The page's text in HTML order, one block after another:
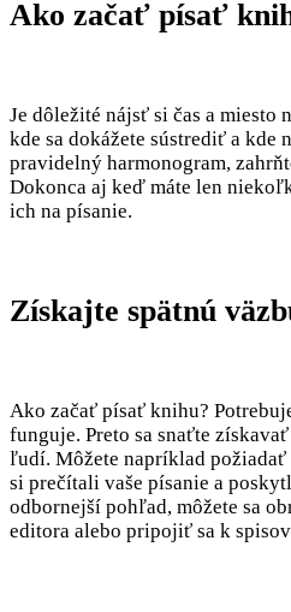
Ako začať písať
Je dôležité nájsť si čas a miesto
kde sa dokážete sústrediť a kde
pravidelný harmonogram,
Dokonca aj keď máte len
ich na písanie.
Získajte spätnú
Ako začať písať knihu?
funguje. Preto sa snaťte
ľudí. Môžete napríklad
si prečítali vaše písanie a
odbornejší pohľad, môžete sa
editora alebo pripojiť sa k